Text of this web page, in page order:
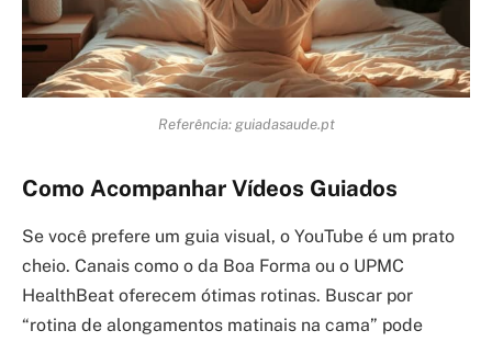
Referência: guiadasaude.pt
Como Acompanhar Vídeos Guiados
Se você prefere um guia visual, o YouTube é um prato
cheio. Canais como o da Boa Forma ou o UPMC
HealthBeat oferecem ótimas rotinas. Buscar por
“rotina de alongamentos matinais na cama” pode